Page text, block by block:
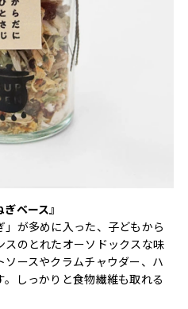
ベース』
が多めに入った、子どもから
のとれたオーソドックスな味
ースやクラムチャウダー、ハ
しっかりと食物繊維も取れる